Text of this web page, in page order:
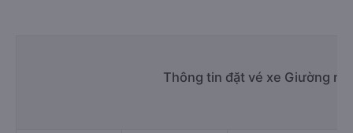
Thông tin đặt vé xe Giường